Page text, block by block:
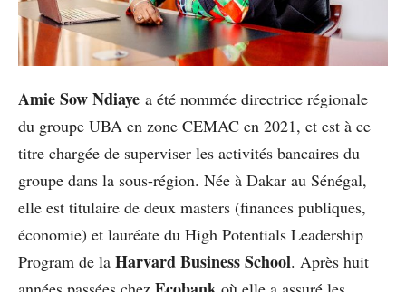
Amie Sow Ndiaye a été nommée directrice régionale
du groupe UBA en zone CEMAC en 2021, et est à ce
titre chargée de superviser les activités bancaires du
groupe dans la sous-région. Née à Dakar au Sénégal,
elle est titulaire de deux masters (finances publiques,
économie) et lauréate du High Potentials Leadership
Program de la Harvard Business School. Après huit